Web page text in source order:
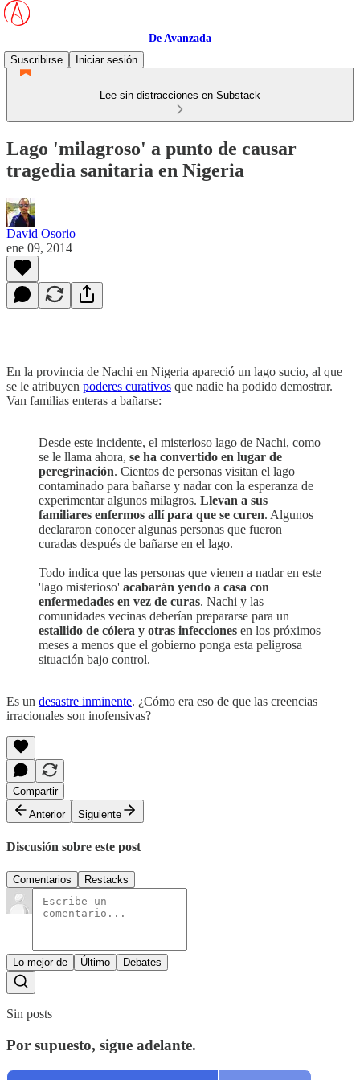
De Avanzada
Suscribirse
Iniciar sesión
Lee sin distracciones en Substack
Lago 'milagroso' a punto de causar
tragedia sanitaria en Nigeria
David Osorio
ene 09, 2014
En la provincia de Nachi en Nigeria apareció un lago sucio, al que
se le atribuyen poderes curativos que nadie ha podido demostrar.
Van familias enteras a bañarse:
Desde este incidente, el misterioso lago de Nachi, como
se le llama ahora, se ha convertido en lugar de
peregrinación. Cientos de personas visitan el lago
contaminado para bañarse y nadar con la esperanza de
experimentar algunos milagros. Llevan a sus
familiares enfermos allí para que se curen. Algunos
declararon conocer algunas personas que fueron
curadas después de bañarse en el lago.
Todo indica que las personas que vienen a nadar en este
'lago misterioso' acabarán yendo a casa con
enfermedades en vez de curas. Nachi y las
comunidades vecinas deberían prepararse para un
estallido de cólera y otras infecciones en los próximos
meses a menos que el gobierno ponga esta peligrosa
situación bajo control.
Es un desastre inminente. ¿Cómo era eso de que las creencias
irracionales son inofensivas?
Compartir
Anterior
Siguiente
Discusión sobre este post
Comentarios Restacks
Lo mejor de Último Debates
Sin posts
Por supuesto, sigue adelante.